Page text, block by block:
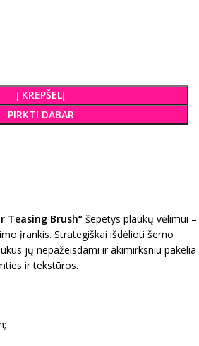
Į KREPŠELĮ
PIRKTI DABAR
Teasing Brush“ šepetys plaukų vėlimui –
įrankis. Strategiškai išdėlioti šerno
jų nepažeisdami ir akimirksniu pakelia
ir tekstūros.